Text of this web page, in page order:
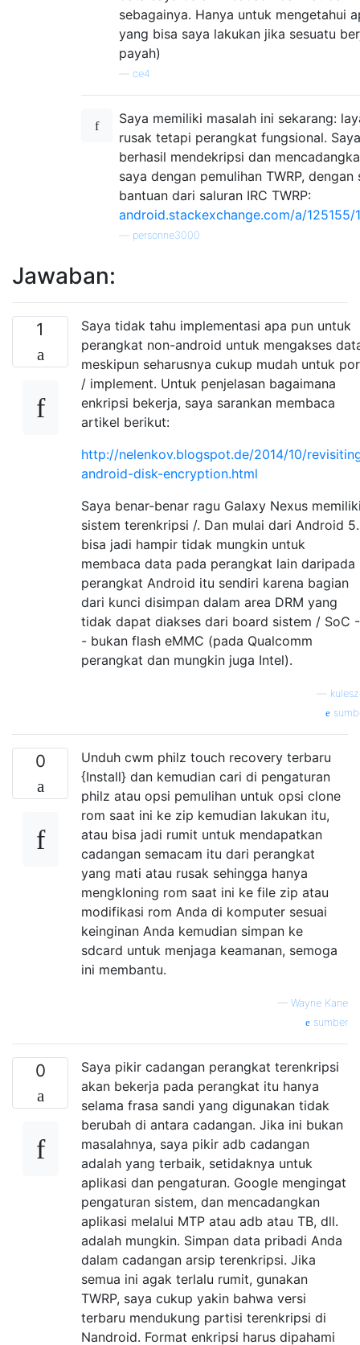
sebagainya. Hanya untuk mengetahui
yang bisa saya lakukan jika sesuatu
payah)
ce4
Saya memiliki masalah ini sekarang:
rusak tetapi perangkat fungsional. Saya
berhasil mendekripsi dan
saya dengan pemulihan TWRP, dengan
bantuan dari saluran IRC TWRP:
android.stackexchange.com/a/125155/
personne3000
Jawaban:
1
Saya tidak tahu implementasi apa pun untuk
perangkat non-android untuk mengakses
meskipun seharusnya cukup mudah untuk
/ implement. Untuk penjelasan bagaimana
enkripsi bekerja, saya sarankan membaca
artikel berikut:
http://nelenkov.blogspot.de/2014/10/
android-disk-encryption.html
Saya benar-benar ragu Galaxy Nexus
sistem terenkripsi /. Dan mulai dari Android
bisa jadi hampir tidak mungkin untuk
membaca data pada perangkat lain daripada
perangkat Android itu sendiri karena bagian
dari kunci disimpan dalam area DRM yang
tidak dapat diakses dari board sistem / SoC
- bukan flash eMMC (pada Qualcomm
perangkat dan mungkin juga Intel).
0
Unduh cwm philz touch recovery terbaru
{Install} dan kemudian cari di pengaturan
philz atau opsi pemulihan untuk opsi clone
rom saat ini ke zip kemudian lakukan itu,
atau bisa jadi rumit untuk mendapatkan
cadangan semacam itu dari perangkat
yang mati atau rusak sehingga hanya
mengkloning rom saat ini ke file zip atau
modifikasi rom Anda di komputer sesuai
keinginan Anda kemudian simpan ke
sdcard untuk menjaga keamanan, semoga
ini membantu.
— Wayne Kane
sumber
0
Saya pikir cadangan perangkat terenkripsi
akan bekerja pada perangkat itu hanya
selama frasa sandi yang digunakan tidak
berubah di antara cadangan. Jika ini bukan
masalahnya, saya pikir adb cadangan
adalah yang terbaik, setidaknya untuk
aplikasi dan pengaturan. Google mengingat
pengaturan sistem, dan mencadangkan
aplikasi melalui MTP atau adb atau TB, dll.
adalah mungkin. Simpan data pribadi Anda
dalam cadangan arsip terenkripsi. Jika
semua ini agak terlalu rumit, gunakan
TWRP, saya cukup yakin bahwa versi
terbaru mendukung partisi terenkripsi di
Nandroid. Format enkripsi harus dipahami